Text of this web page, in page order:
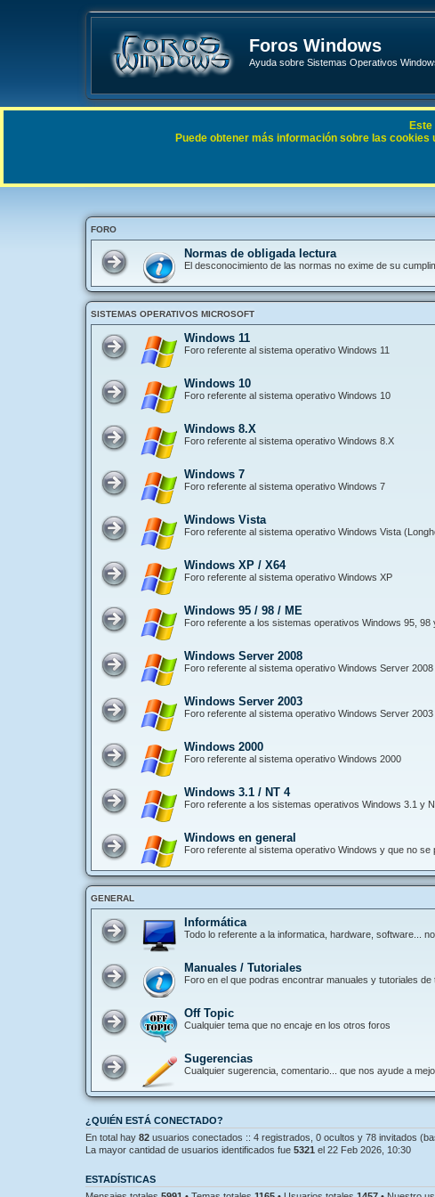
Foros Windows
Ayuda sobre Sistemas Operativos
Enlaces rápidos FAQ
FORO
Normas de obligada lectura
El desconocimiento de las normas no exime de su
SISTEMAS OPERATIVOS MICROSOFT
Windows 11
Foro referente al sistema operativo Windows 11
Windows 10
Foro referente al sistema operativo Windows 10
Windows 8.X
Foro referente al sistema operativo Windows 8.X
Windows 7
Foro referente al sistema operativo Windows 7
Windows Vista
Foro referente al sistema operativo Windows Vista
Windows XP / X64
Foro referente al sistema operativo Windows XP
Windows 95 / 98 / ME
Foro referente a los sistemas operativos Windows 95, 98
Windows Server 2008
Foro referente al sistema operativo Windows Server 2008
Windows Server 2003
Foro referente al sistema operativo Windows Server 2003
Windows 2000
Foro referente al sistema operativo Windows 2000
Windows 3.1 / NT 4
Foro referente a los sistemas operativos Windows 3.1 y
Windows en general
Foro referente al sistema operativo Windows y que no
GENERAL
Informática
Todo lo referente a la informatica, hardware, software...
Manuales / Tutoriales
Foro en el que podras encontrar manuales y tutoriales de
Off Topic
Cualquier tema que no encaje en los otros foros
Sugerencias
Cualquier sugerencia, comentario... que nos ayude a
¿QUIÉN ESTÁ CONECTADO?
En total hay 82 usuarios conectados :: 4 registrados, 0 ocultos y 78 invitados
La mayor cantidad de usuarios identificados fue 5321 el 22 Feb 2026, 10:30
ESTADÍSTICAS
Puede obtener más información sobre las